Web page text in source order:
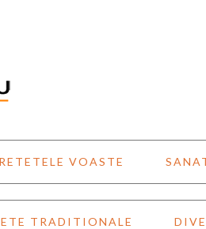
RETETELE VOASTE
TRADITIONALE